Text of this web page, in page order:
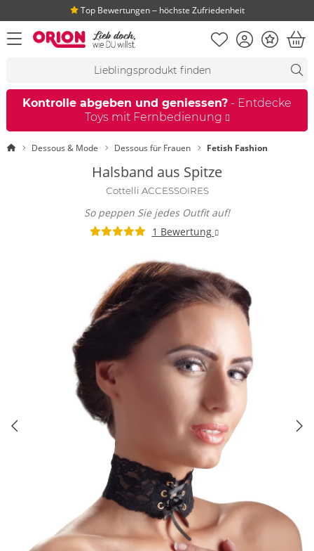
Top Bewertungen ‒ höchste Zufriedenheit
Menü öffnen Merkliste
KontoBonus
Kontrolle abgeben und geniessen? - Entdecke
Toys mit Fernbedienung
StartseiteDessous & Mode Dessous für Frauen Fetish Fashion
Halsband aus Spitze
Cottelli ACCESSOIRES
So peppen Sie jedes Outfit auf!
1 Bewertung